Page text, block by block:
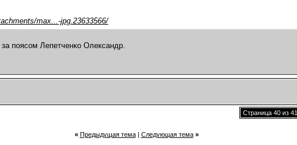
max...-jpg.23633566/
поясом Лепетченко Олександр.
Страница 40 из 41
« Предыдущая тема| Следующая тема »